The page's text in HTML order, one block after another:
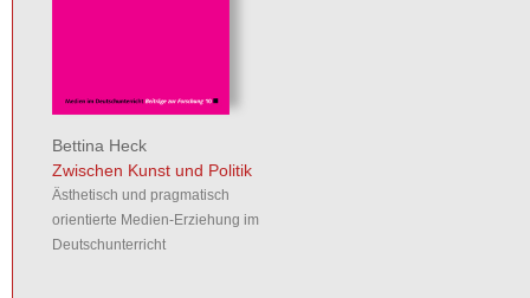
Bettina Heck
Zwischen Kunst und Politik
Ästhetisch und pragmatisch
orientierte Medien-Erziehung im
Deutschunterricht